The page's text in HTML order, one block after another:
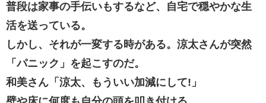
普段は家事の手伝いもするなど、自宅で穏やかな生
活を送っている。
しかし、それが一変する時がある。涼太さんが突然
「パニック」を起こすのだ。
和美さん「涼太、もういい加減にして!」